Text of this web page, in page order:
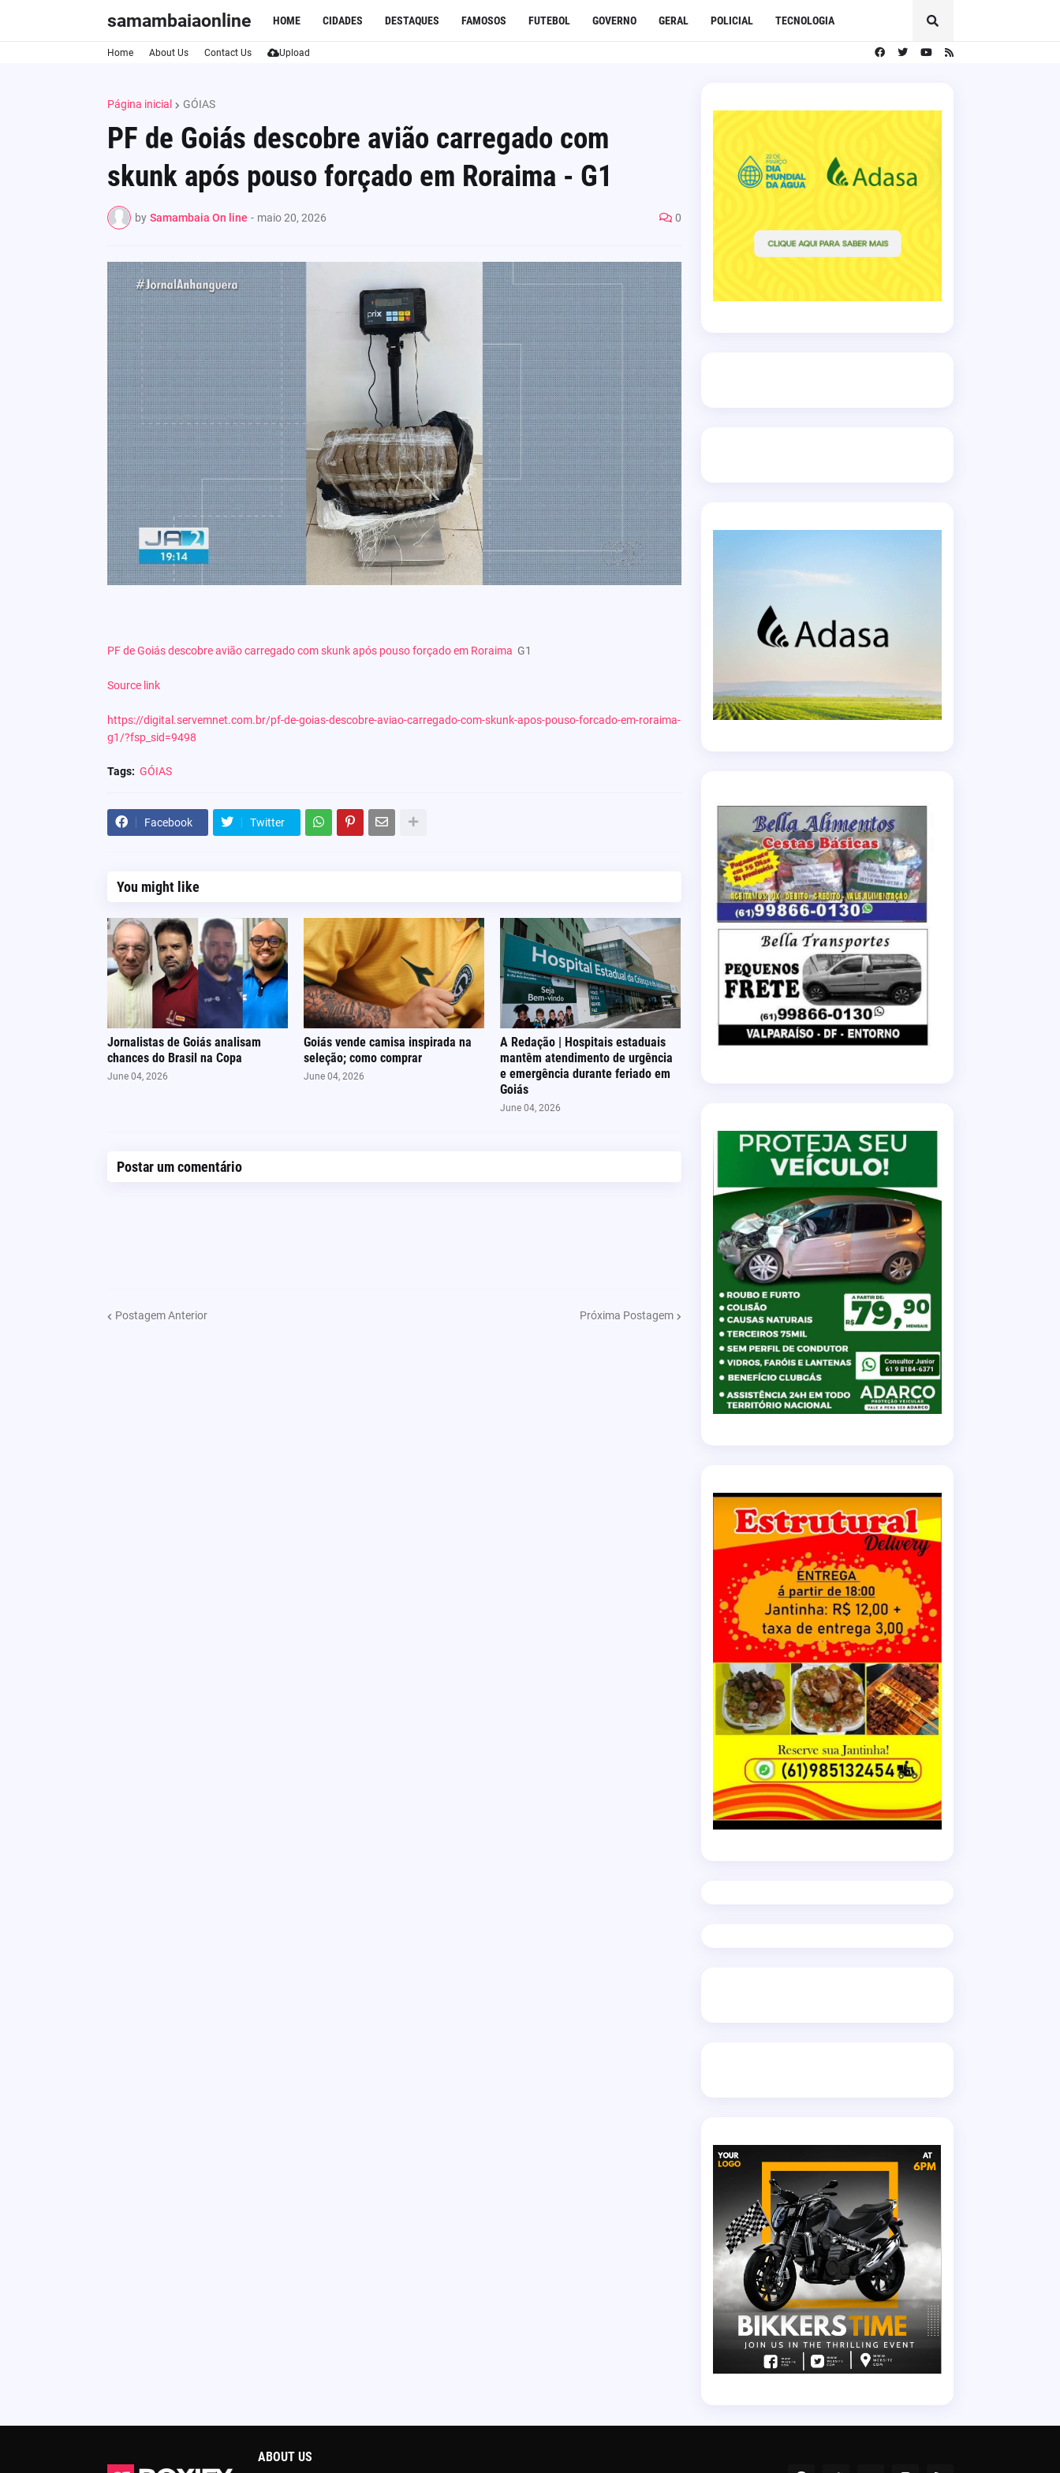
samambaiaonline HOME CIDADES DESTAQUES FAMOSOS FUTEBOL GOVERNO GERAL POLICIAL TECNOLOGIA
Home About Us Contact Us Upload
Página inicial GÓIAS
PF de Goiás descobre avião carregado com
skunk após pouso forçado em Roraima - G1
by Samambaia On line - maio 20, 2026 0
PF de Goiás descobre avião carregado com skunk após pouso forçado em Roraima G1
Source link
https://digital.servemnet.com.br/pf-de-goias-descobre-aviao-carregado-com-skunk-apos-pouso-forcado-em-roraima-
g1/?fsp_sid=9498
Tags: GÓIAS
Facebook Twitter
You might like
Jornalistas de Goiás analisam
chances do Brasil na Copa
June 04, 2026
Goiás vende camisa inspirada na
seleção; como comprar
June 04, 2026
A Redação | Hospitais estaduais
mantêm atendimento de urgência
e emergência durante feriado em
Goiás
June 04, 2026
Postar um comentário
Postagem Anterior Próxima Postagem
ABOUT US